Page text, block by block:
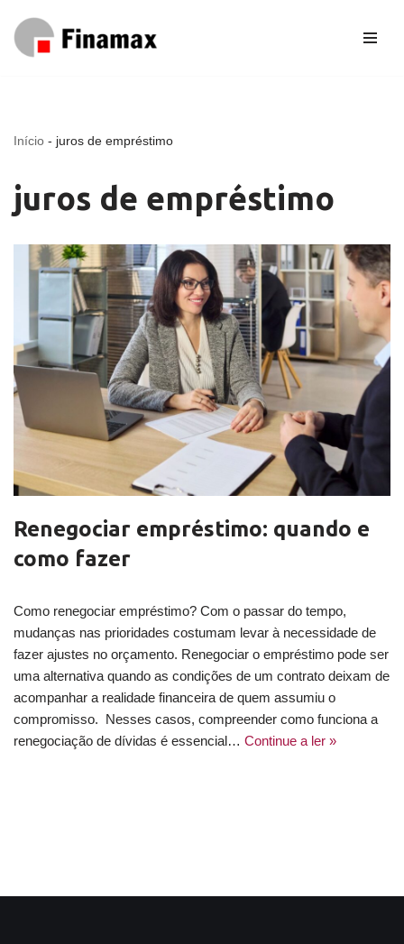
Pular
Início - juros de empréstimo
juros de empréstimo
Renegociar empréstimo: quando e
como fazer
Como renegociar empréstimo? Com o passar do tempo,
mudanças nas prioridades costumam levar à necessidade de
fazer ajustes no orçamento. Renegociar o empréstimo pode ser
uma alternativa quando as condições de um contrato deixam de
acompanhar a realidade financeira de quem assumiu o
compromisso. Nesses casos, compreender como funciona a
renegociação de dívidas é essencial… Continue a ler »